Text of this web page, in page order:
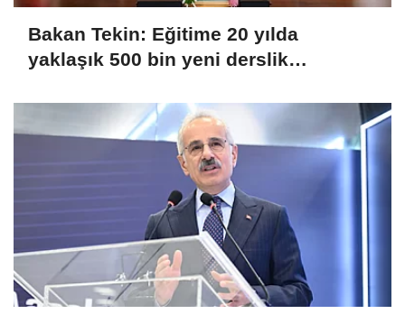
Bakan Tekin: Eğitime 20 yılda
yaklaşık 500 bin yeni derslik